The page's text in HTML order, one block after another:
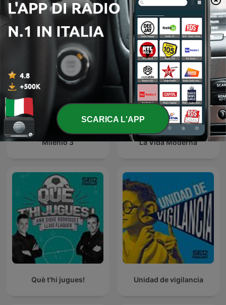
El Faro Las Noches de Ortega
Milenio 3 La Vida Moderna
Què t'hi jugues! Unidad de vigilancia
SCARICA L'APP